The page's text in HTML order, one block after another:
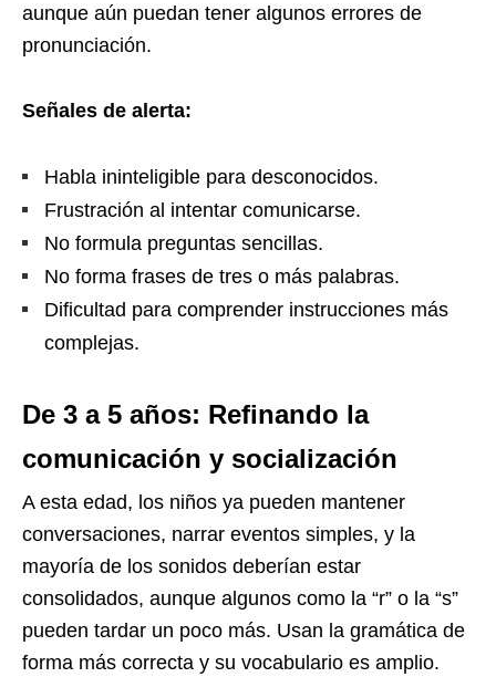
aunque aún puedan tener algunos errores de
pronunciación.
Señales de alerta:
Habla ininteligible para desconocidos.
Frustración al intentar comunicarse.
No formula preguntas sencillas.
No forma frases de tres o más palabras.
Dificultad para comprender instrucciones más
complejas.
De 3 a 5 años: Refinando la
comunicación y socialización
A esta edad, los niños ya pueden mantener
conversaciones, narrar eventos simples, y la
mayoría de los sonidos deberían estar
consolidados, aunque algunos como la “r” o la “s”
pueden tardar un poco más. Usan la gramática de
forma más correcta y su vocabulario es amplio.